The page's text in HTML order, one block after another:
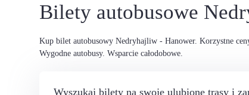
Bilety autobusowe
Kup bilet autobusowy Nedryhajliw - Hanower. Korzystne
Wygodne autobusy. Wsparcie całodobowe.
Wyszukaj bilety na swoje ulubione trasy i